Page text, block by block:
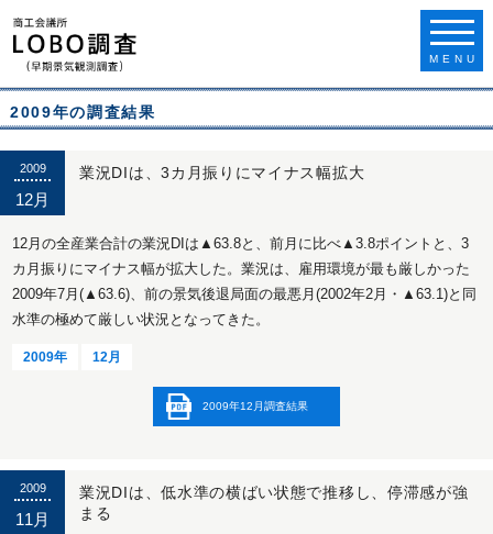
MENU
2009年の調査結果
2009
12月
業況DIは、3カ月振りにマイナス幅拡大
12月の全産業合計の業況DIは▲63.8と、前月に比べ▲3.8ポイントと、3
カ月振りにマイナス幅が拡大した。業況は、雇用環境が最も厳しかった
2009年7月(▲63.6)、前の景気後退局面の最悪月(2002年2月・▲63.1)と同
水準の極めて厳しい状況となってきた。
2009年 12月
2009年12月調査結果
2009
11月
業況DIは、低水準の横ばい状態で推移し、停滞感が強
まる